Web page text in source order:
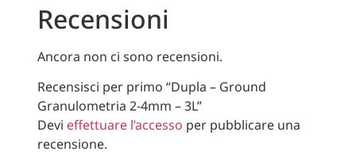
Recensioni
Ancora non ci sono recensioni.
Recensisci per primo “Dupla – Ground
Granulometria 2-4mm – 3L”
Devi effettuare l’accesso per pubblicare una
recensione.